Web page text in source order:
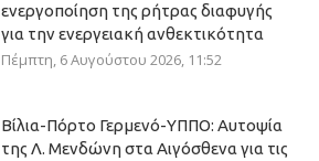
ενεργοποίηση της ρήτρας διαφυγής
για την ενεργειακή ανθεκτικότητα
Πέμπτη, 6 Αυγούστου 2026, 11:52
Βίλια-Πόρτο Γερμενό-ΥΠΠΟ: Αυτοψία
της Λ. Μενδώνη στα Αιγόσθενα για τις